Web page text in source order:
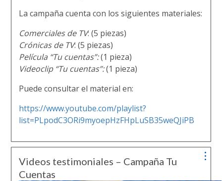
La campaña cuenta con los siguientes materiales:
Comerciales de TV: (5 piezas)
Crónicas de TV: (5 piezas)
Película “Tu cuentas”:(1 pieza)
Videoclip “Tu cuentas”:(1 pieza)
Puede consultar el material en:
https://www.youtube.com/playlist?
list=PLpodC3ORi9myoepHzFHpLuSB35weQJiPB
Videos testimoniales – Campaña Tu
Cuentas